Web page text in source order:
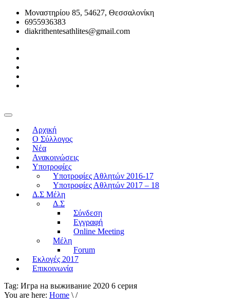
Μοναστηρίου 85, 54627, Θεσσαλονίκη
6955936383
diakrithentesathlites@gmail.com
Αρχική
O Σύλλογος
Νέα
Ανακοινώσεις
Υποτροφίες
Υποτροφίες Αθλητών 2016-17
Υποτροφίες Αθλητών 2017 – 18
Δ.Σ Μέλη
Δ.Σ
Σύνδεση
Εγγραφή
Online Meeting
Μέλη
Forum
Εκλογές 2017
Επικοινωνία
Tag: Игра на выживание 2020 6 серия
You are here: Home \ /